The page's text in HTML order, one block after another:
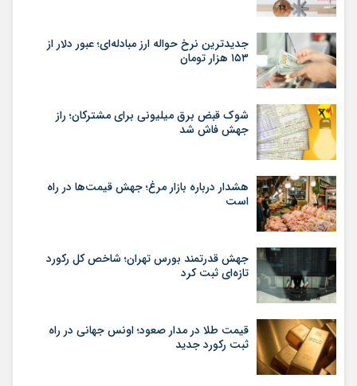
جدیدترین نرخ حواله ارز مبادله‌ای؛ عبور دلار از
۱۵۳ هزار تومان
شوک قبض برق میلیونی برای مشترکان؛ راز
جهش فاش شد
هشدار درباره بازار مرغ؛ جهش قیمت‌ها در راه
است
جهش قدرتمند بورس تهران؛ شاخص کل رکورد
تازه‌ای ثبت کرد
قیمت طلا در مدار صعود؛ اونس جهانی در راه
ثبت رکورد جدید